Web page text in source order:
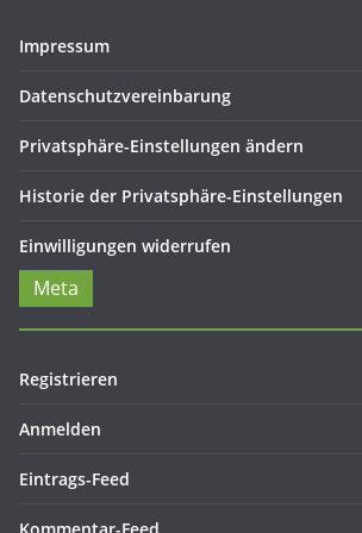
Impressum
Datenschutzvereinbarung
Privatsphäre-Einstellungen ändern
Historie der Privatsphäre-Einstellungen
Einwilligungen widerrufen
Meta
Registrieren
Anmelden
Eintrags-Feed